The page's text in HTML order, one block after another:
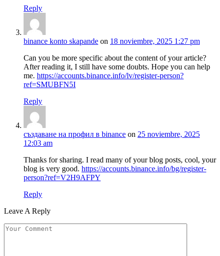
Reply
binance konto skapande on 18 noviembre, 2025 1:27 pm
Can you be more specific about the content of your article?
After reading it, I still have some doubts. Hope you can help
me. https://accounts.binance.info/lv/register-person?
ref=SMUBFN5I
Reply
създаване на профил в binance on 25 noviembre, 2025
12:03 am
Thanks for sharing. I read many of your blog posts, cool, your
blog is very good. https://accounts.binance.info/bg/register-
person?ref=V2H9AFPY
Reply
Leave A Reply